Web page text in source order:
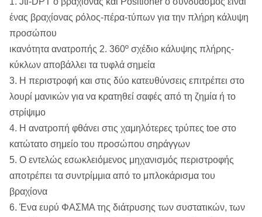
ένας βραχίονας ρόλος-πέρα-τύπων για την πλήρη κάλυψη
προσώπου
ικανότητα ανατροπής 2. 360º σχέδιο κάλυψης πλήρης-
κύκλων αποβάλλει τα τυφλά σημεία
3. Η περιστροφή και στις δύο κατευθύνσεις επιτρέπει στο
λουρί μανικών για να κρατηθεί σαφές από τη ζημία ή το
στρίψιμο
4. Η ανατροπή φθάνει στις χαμηλότερες τρύπες toe στο
κατώτατο σημείο του προσώπου σηράγγων
5. Ο εντελώς εσωκλειόμενος μηχανισμός περιστροφής
αποτρέπει τα συντρίμμια από το μπλοκάρισμα του
βραχίονα
6. Ένα ευρύ ΦΑΣΜΑ της διάτρυσης των συστατικών, των